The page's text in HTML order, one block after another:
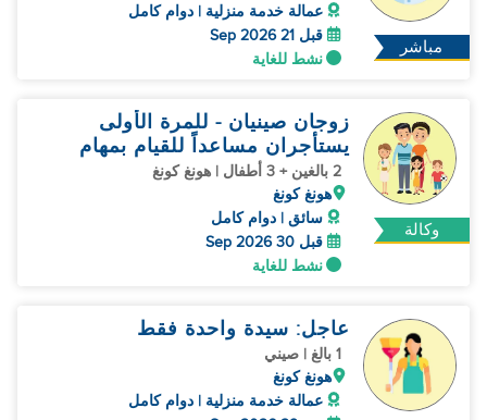
مباشر
عمالة خدمة منزلية | دوام كامل
قبل 21 Sep 2026
نشط للغاية
وكالة
زوجان صينيان - للمرة الأولى
يستأجران مساعداً للقيام بمهام
القيادة
2 بالغين + 3 أطفال | هونغ كونغ
هونغ كونغ
سائق | دوام كامل
قبل 30 Sep 2026
نشط للغاية
عاجل: سيدة واحدة فقط
1 بالغ | صيني
هونغ كونغ
عمالة خدمة منزلية | دوام كامل